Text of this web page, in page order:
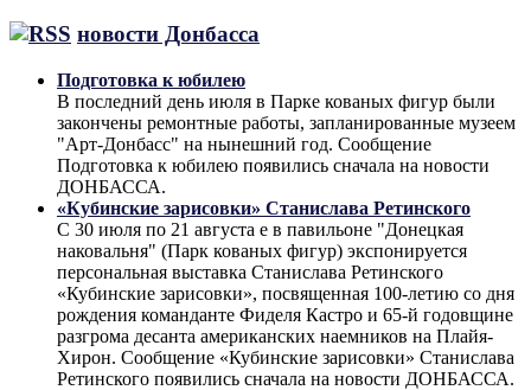
новости Донбасса
Подготовка к юбилею
В последний день июля в Парке кованых фигур были
закончены ремонтные работы, запланированные музеем
"Арт-Донбасс" на нынешний год. Сообщение
Подготовка к юбилею появились сначала на новости
ДОНБАССА.
«Кубинские зарисовки» Станислава Ретинского
С 30 июля по 21 августа е в павильоне "Донецкая
наковальня" (Парк кованых фигур) экспонируется
персональная выставка Станислава Ретинского
«Кубинские зарисовки», посвященная 100-летию со дня
рождения команданте Фиделя Кастро и 65-й годовщине
разгрома десанта американских наемников на Плайя-
Хирон. Сообщение «Кубинские зарисовки» Станислава
Ретинского появились сначала на новости ДОНБАССА.